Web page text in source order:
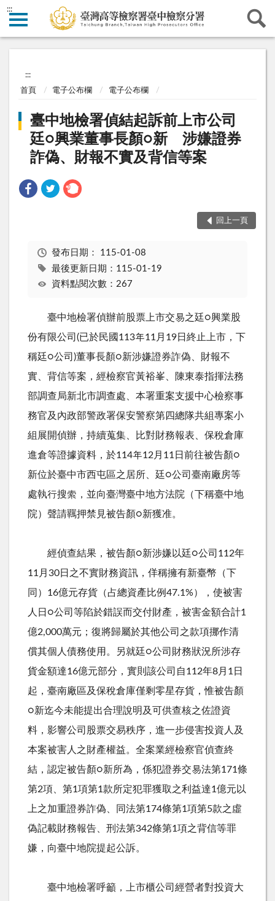
:::
:::
首頁 電子公布欄 電子公布欄
臺中地檢署偵結起訴前上市公司
廷○興業董事長顏○新 涉嫌證券
詐偽、財報不實及背信等案
回上一頁
發布日期： 115-01-08
最後更新日期：115-01-19
資料點閱次數：267
臺中地檢署偵辦前股票上市交易之廷○興業股
份有限公司(已於民國113年11月19日終止上市，下
稱廷○公司)董事長顏○新涉嫌證券詐偽、財報不
實、背信等案，經檢察官黃裕峯、陳東泰指揮法務
部調查局新北市調查處、本署重案支援中心檢察事
務官及內政部警政署保安警察第四總隊共組專案小
組展開偵辦，持續蒐集、比對財務報表、保稅倉庫
進倉等證據資料，於114年12月11日前往被告顏○
新位於臺中市西屯區之居所、廷○公司臺南廠房等
處執行搜索，並向臺灣臺中地方法院（下稱臺中地
院）聲請羈押禁見被告顏○新獲准。
經偵查結果，被告顏○新涉嫌以廷○公司112年
11月30日之不實財務資訊，佯稱擁有新臺幣（下
同）16億元存貨（占總資產比例47.1%），使被害
人日○公司等陷於錯誤而交付財產，被害金額合計1
億2,000萬元；復將歸屬於其他公司之款項挪作清
償其個人債務使用。另就廷○公司財務狀況所涉存
貨金額達16億元部分，實則該公司自112年8月1日
起，臺南廠區及保稅倉庫僅剩零星存貨，惟被告顏
○新迄今未能提出合理說明及可供查核之佐證資
料，影響公司股票交易秩序，進一步侵害投資人及
本案被害人之財產權益。全案業經檢察官偵查終
結，認定被告顏○新所為，係犯證券交易法第171條
第2項、第1項第1款所定犯罪獲取之利益達1億元以
上之加重證券詐偽、同法第174條第1項第5款之虛
偽記載財務報告、刑法第342條第1項之背信等罪
嫌，向臺中地院提起公訴。
臺中地檢署呼籲，上市櫃公司經營者對投資大